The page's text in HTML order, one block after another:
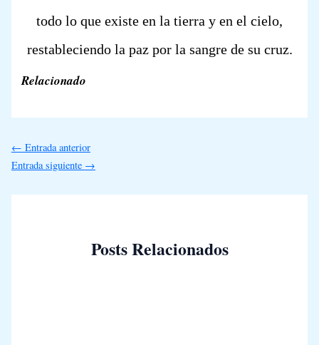
todo lo que existe en la tierra y en el cielo,
restableciendo la paz por la sangre de su cruz.
Relacionado
← Entrada anterior
Entrada siguiente →
Posts Relacionados